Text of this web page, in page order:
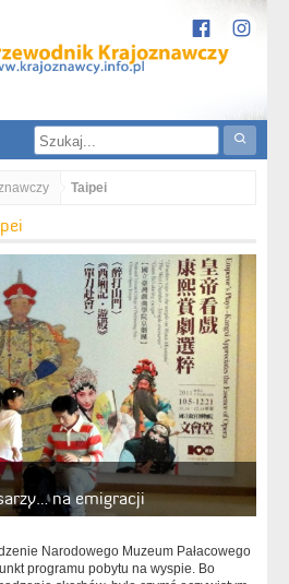
Taipei
na emigracji
Narodowego Muzeum Pałacowego
programu pobytu na wyspie. Bo